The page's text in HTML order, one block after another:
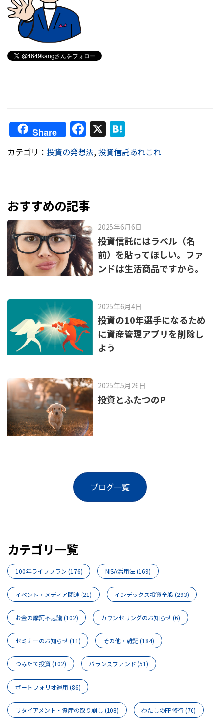
Share F
a
c
o
o
k
X
at
e
カテゴリ： 投資の発想法,投資信託あれこれ
おすすめの記事
2025年6月6日
投資信託にはラベル（名
前）を貼ってほしい。ファ
ンドは生活商品ですから。
2025年6月4日
投資の10年選手になるため
に資産管理アプリを削除し
よう
2025年5月26日
投資とふたつのP
ブログ一覧
カテゴリ一覧
100年ライフプラン (176) NISA活用法(169)
イベント・メディア関連(21) インデックス投資全般(293)
お金の摩訶不思議(102) カウンセリングのお知らせ(6)
セミナーのお知らせ(11) その他・雑記(184)
つみたて投資(102) バランスファンド (51)
ポートフォリオ運用 (86)
リタイアメント・資産の取り崩し (108) わたしのFP修行(76)